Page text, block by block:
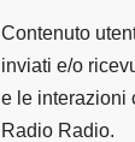
Contenuto
inviati e/o
e le interazioni
Radio Radio.